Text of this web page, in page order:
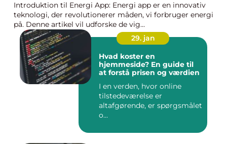
Introduktion til Energi App: Energi app er en innovativ
teknologi, der revolutionerer måden, vi forbruger energi
på. Denne artikel vil udforske de vig...
29. jan
Hvad koster en
hjemmeside? En guide til
at forstå prisen og værdien
I en verden, hvor online
tilstedeværelse er
altafgørende, er spørgsmålet
o...